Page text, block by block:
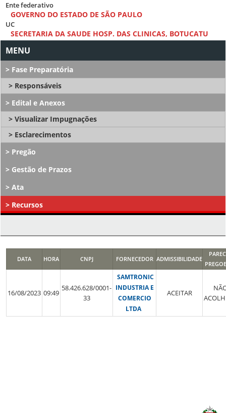
Ente federativo
GOVERNO DO ESTADO DE SÃO PAULO
UC
SECRETARIA DA SAUDE HOSP. DAS CLINICAS, BOTUCATU
Fase Preparatória
Responsáveis
Edital e Anexos
Visualizar Impugnações
Esclarecimentos
Pregão
Gestão de Prazos
Ata
Recursos
DATA HORA CNPJ FORNECEDOR ADMISSIBILIDADE
16/08/2023 09:49
58.426.628/0001-
33
SAMTRONIC
INDUSTRIA E
COMERCIO
LTDA
ACEITAR